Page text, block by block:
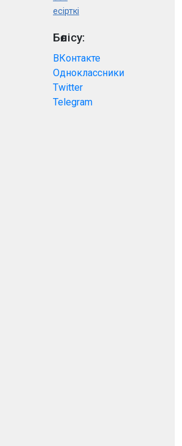
есірткі
Бөлісу:
ВКонтакте
Одноклассники
Twitter
Telegram